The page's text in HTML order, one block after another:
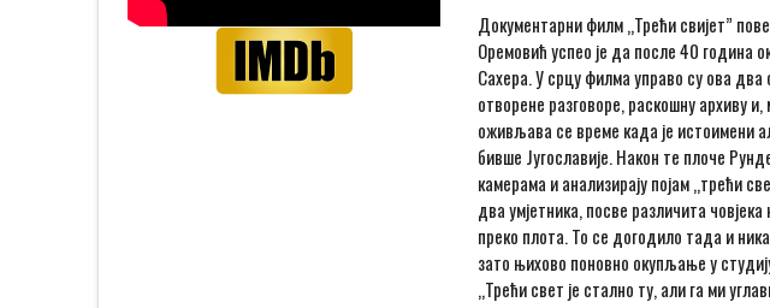
Документарни филм „Трећи свијет”
Оремовић успео је да после 40 година
Сахера. У срцу филма управо су ова
отворене разговоре, раскошну архиву
оживљава се време када је истоимени
бивше Југославије. Након те плоче
камерама и анализирају појам „трећи
два умјетника, посве различита
преко плота. То се догодило тада и
зато њихово поновно окупљање у
„Трећи свет је стално ту, али га ми